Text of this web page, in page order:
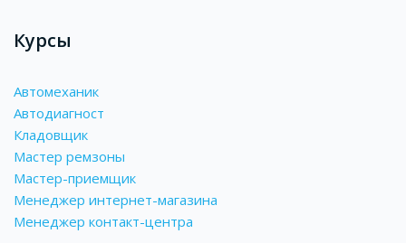
Курсы
Автомеханик
Автодиагност
Кладовщик
Мастер ремзоны
Мастер-приемщик
Менеджер интернет-магазина
Менеджер контакт-центра